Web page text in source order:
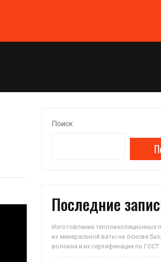
Поиск
Последние
Изготовление
из минеральной ваты на основе
волокна и их сертификация по ГОСТ